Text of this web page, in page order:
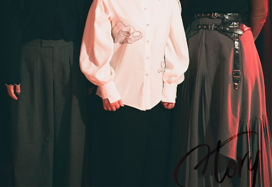
#エンタメ業界のちょっといい話
#サステナブルな取り組み #スタッフが語る